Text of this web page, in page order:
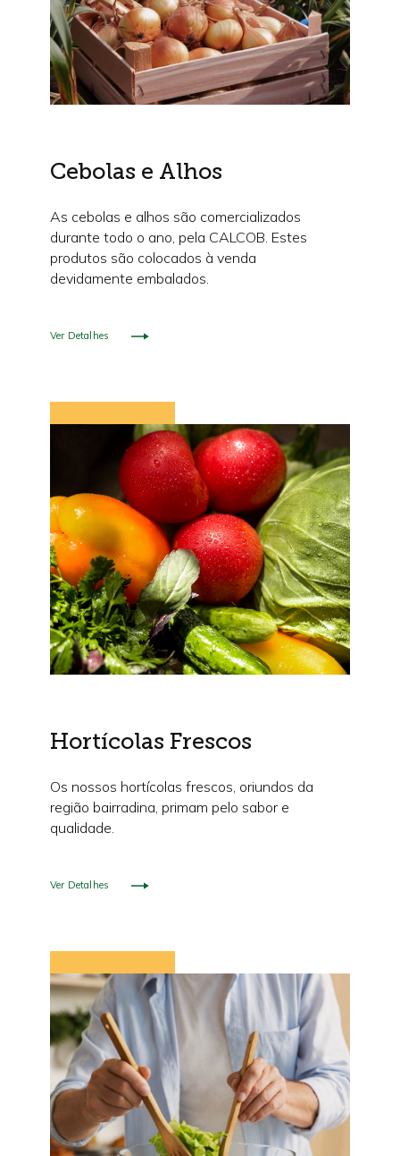
Cebolas e Alhos
As cebolas e alhos são comercializados
durante todo o ano, pela CALCOB. Estes
produtos são colocados à venda
devidamente embalados.
Ver Detalhes
Hortícolas Frescos
Os nossos hortícolas frescos, oriundos da
região bairradina, primam pelo sabor e
qualidade.
Ver Detalhes